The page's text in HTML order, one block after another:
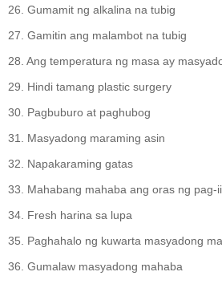
26. Gumamit ng alkalina na tubig
27. Gamitin ang malambot na tubig
28. Ang temperatura ng masa ay
29. Hindi tamang plastic surgery
30. Pagbuburo at paghubog
31. Masyadong maraming asin
32. Napakaraming gatas
33. Mahabang mahaba ang oras ng pag-
34. Fresh harina sa lupa
35. Paghahalo ng kuwarta masyadong
36. Gumalaw masyadong mahaba